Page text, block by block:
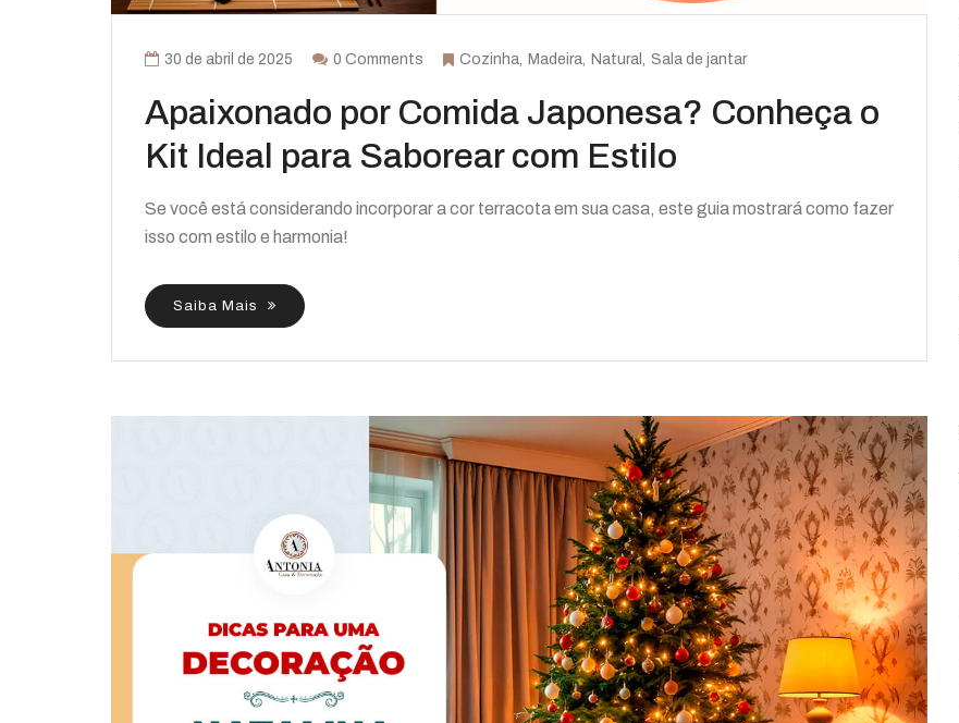
30 de abril de 2025 0 Comments Cozinha Madeira Natural Sala de jantar
Apaixonado por Comida Japonesa? Conheça o
Kit Ideal para Saborear com Estilo
Se você está considerando incorporar a cor terracota em sua casa, este guia mostrará como fazer
isso com estilo e harmonia!
Saiba Mais